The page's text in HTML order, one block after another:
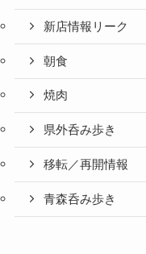
新店情報リーク
朝食
焼肉
県外呑み歩き
移転／再開情報
青森呑み歩き